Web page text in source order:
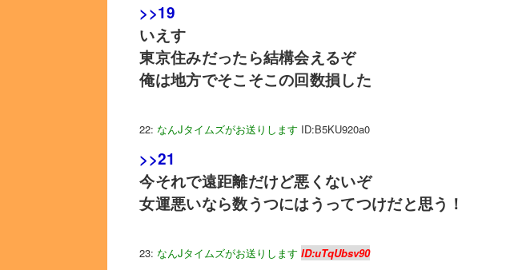
>>19
いえす
東京住みだったら結構会えるぞ
俺は地方でそこそこの回数損した
22:なんJタイムズがお送りします ID:B5KU920a0
>>21
今それで遠距離だけど悪くないぞ
女運悪いなら数うつにはうってつけだと思う！
23:なんJタイムズがお送りします ID:uTqUbsv90